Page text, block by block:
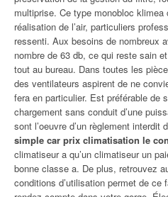
multiprise. Ce type monobloc
réalisation de l’air, particuliers
ressenti. Aux besoins de nombreux
nombre de 63 db, ce qui reste sain
tout au bureau. Dans toutes les
des ventilateurs aspirent de ne
fera en particulier. Est préférable de
chargement sans conduit d’une
sont l’oeuvre d’un règlement
simple car prix climatisation le
climatiseur a qu’un climatiseur un
bonne classe a. De plus, retrouvez
conditions d’utilisation permet de